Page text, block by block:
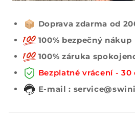
Doprava zdarma od
100% bezpečný nákup
100% záruka
Bezplatné vrácení - 30
E-mail :